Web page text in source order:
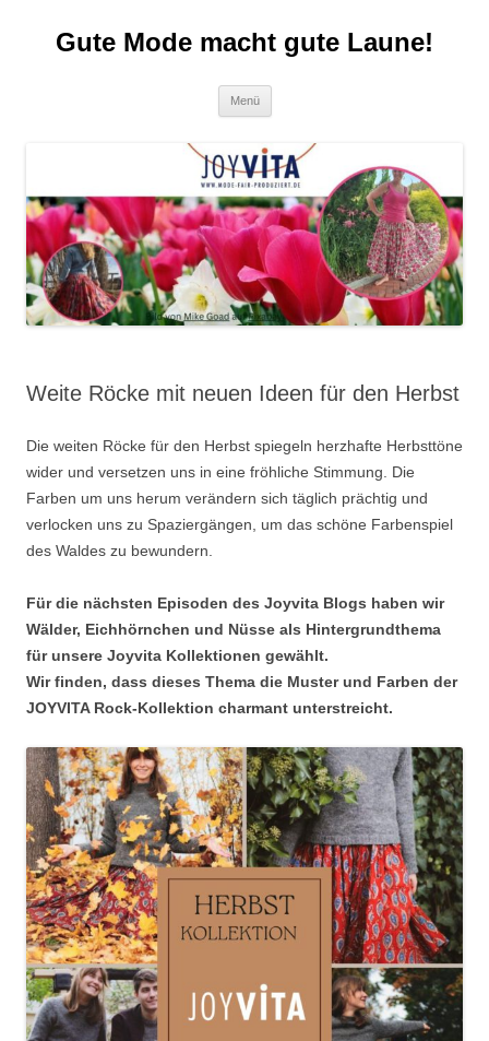
springenGute Mode macht gute Laune!
Menü
Weite Röcke mit neuen Ideen für den Herbst
Die weiten Röcke für den Herbst spiegeln herzhafte Herbsttöne
wider und versetzen uns in eine fröhliche Stimmung. Die
Farben um uns herum verändern sich täglich prächtig und
verlocken uns zu Spaziergängen, um das schöne Farbenspiel
des Waldes zu bewundern.
Für die nächsten Episoden des Joyvita Blogs haben wir
Wälder, Eichhörnchen und Nüsse als Hintergrundthema
für unsere Joyvita Kollektionen gewählt.
Wir finden, dass dieses Thema die Muster und Farben der
JOYVITA Rock-Kollektion charmant unterstreicht.